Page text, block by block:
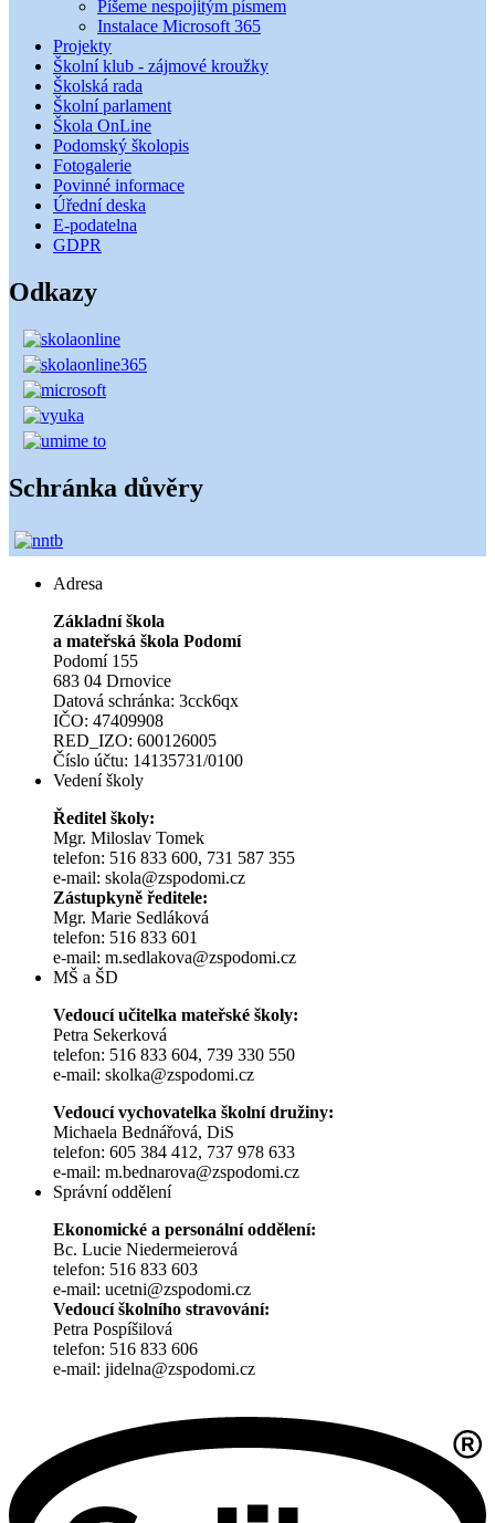
Píšeme nespojitým písmem
Instalace Microsoft 365
Projekty
Školní klub - zájmové kroužky
Školská rada
Školní parlament
Škola OnLine
Podomský školopis
Fotogalerie
Povinné informace
Úřední deska
E-podatelna
GDPR
Odkazy
Schránka důvěry
Adresa
Základní škola
a mateřská škola Podomí
Podomí 155
683 04 Drnovice
Datová schránka: 3cck6qx
IČO: 47409908
RED_IZO: 600126005
Číslo účtu: 14135731/0100
Vedení školy
Ředitel školy:
Mgr. Miloslav Tomek
telefon: 516 833 600, 731 587 355
e-mail: skola@zspodomi.cz
Zástupkyně ředitele:
Mgr. Marie Sedláková
telefon: 516 833 601
e-mail: m.sedlakova@zspodomi.cz
MŠ a ŠD
Vedoucí učitelka mateřské školy:
Petra Sekerková
telefon: 516 833 604, 739 330 550
e-mail: skolka@zspodomi.cz
Vedoucí vychovatelka školní družiny:
Michaela Bednářová, DiS
telefon: 605 384 412, 737 978 633
e-mail: m.bednarova@zspodomi.cz
Správní oddělení
Ekonomické a personální oddělení:
Bc. Lucie Niedermeierová
telefon: 516 833 603
e-mail: ucetni@zspodomi.cz
Vedoucí školního stravování:
Petra Pospíšilová
telefon: 516 833 606
e-mail: jidelna@zspodomi.cz